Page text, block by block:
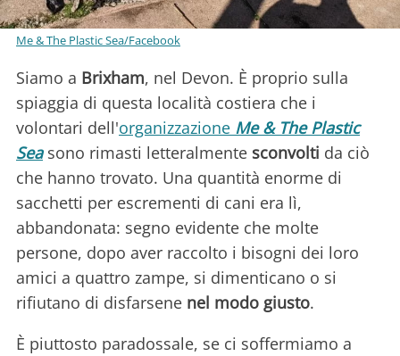
Me & The Plastic Sea/Facebook
Siamo a Brixham, nel Devon. È proprio sulla
spiaggia di questa località costiera che i
volontari dell'organizzazione Me & The Plastic
Seasono rimasti letteralmente sconvolti da ciò
che hanno trovato. Una quantità enorme di
sacchetti per escrementi di cani era lì,
abbandonata: segno evidente che molte
persone, dopo aver raccolto i bisogni dei loro
amici a quattro zampe, si dimenticano o si
rifiutano di disfarsene nel modo giusto.
È piuttosto paradossale, se ci soffermiamo a